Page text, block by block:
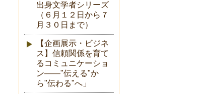
出身文学者シリーズ
（６月１２日から７
月３０日まで）
【企画展示・ビジネ
ス】信頼関係を育て
るコミュニケーショ
ン――"伝える"か
ら"伝わる"へ」